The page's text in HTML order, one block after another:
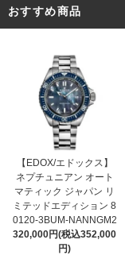
おすすめ商品
【EDOX/エドックス】
ネプチュニアン オート
マティック ジャパン リ
ミテッドエディション 8
0120-3BUM-NANNGM2
320,000円(税込352,000
円)